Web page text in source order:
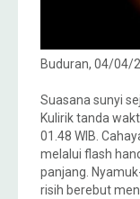
Buduran, 04/04/
Suasana sunyi
Kulirik tanda
01.48 WIB.
melalui flash
panjang.
risih berebut